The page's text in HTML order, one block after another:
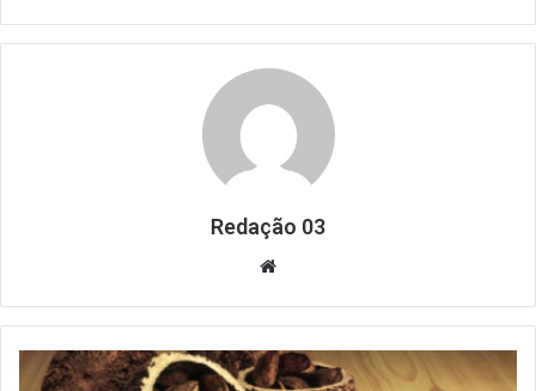
Redação 03
Website